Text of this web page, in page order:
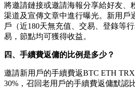
將邀請鏈接或邀請海報分享給好友、
渠道及宣傳文章中進行曝光。新用戶
戶（近180天無充值、交易、登錄等
易，節點均可獲得收益。
四、手續費返傭的比例是多少？
邀請新用戶的手續費返BTC ETH
30%，召回老用戶的手續費返傭默認